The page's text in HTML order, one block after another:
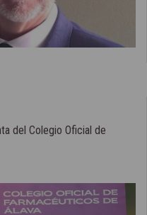
del Colegio Oficial de